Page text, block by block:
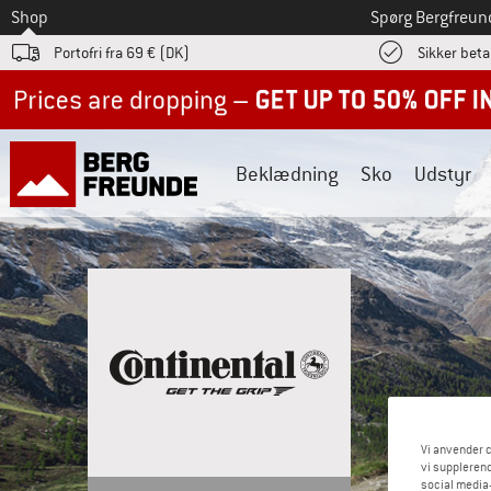
Til
Shop Spørg
Portofri fra 69 € (DK) Sikker
Beklædning Sko Udstyr
Vi anvender
vi
social